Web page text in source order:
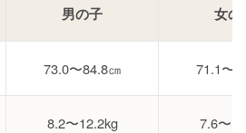
男の子 女の
73.0〜84.8㎝ 71.1〜
8.2〜12.2kg 7.6〜